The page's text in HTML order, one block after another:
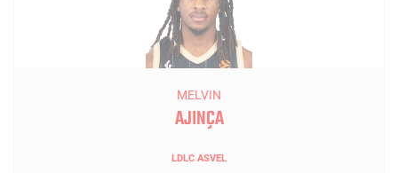
MELVIN
AJINÇA
LDLC ASVEL